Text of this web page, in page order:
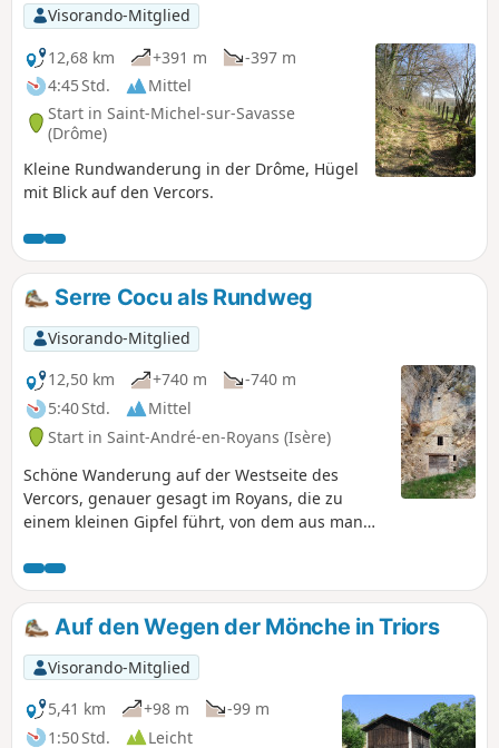
Visorando-Mitglied
12,68 km
+391 m
-397 m
4:45 Std.
Mittel
Start in Saint-Michel-sur-Savasse
(Drôme)
Kleine Rundwanderung in der Drôme, Hügel
mit Blick auf den Vercors.
Serre Cocu als Rundweg
Visorando-Mitglied
12,50 km
+740 m
-740 m
5:40 Std.
Mittel
Start in Saint-André-en-Royans (Isère)
Schöne Wanderung auf der Westseite des
Vercors, genauer gesagt im Royans, die zu
einem kleinen Gipfel führt, von dem aus man
Isère und die Gipfel des Vercors hat.
Auf den Wegen der Mönche in Triors
Visorando-Mitglied
5,41 km
+98 m
-99 m
1:50 Std.
Leicht